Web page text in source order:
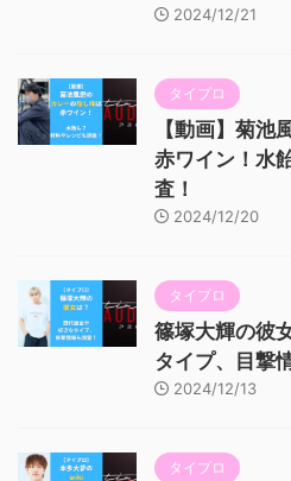
2024/12/21
タイプロ
【動画】菊池
赤ワイン！水
査！
2024/12/20
タイプロ
篠塚大輝の彼
タイプ、目撃
2024/12/13
タイプロ